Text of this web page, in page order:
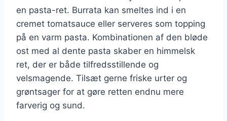
en pasta-ret. Burrata kan smeltes ind i en
cremet tomatsauce eller serveres som topping
på en varm pasta. Kombinationen af den bløde
ost med al dente pasta skaber en himmelsk
ret, der er både tilfredsstillende og
velsmagende. Tilsæt gerne friske urter og
grøntsager for at gøre retten endnu mere
farverig og sund.